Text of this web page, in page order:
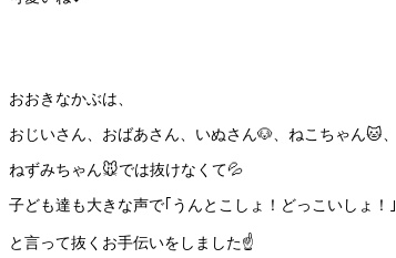
おおきなかぶは、
おじいさん、おばあさん、いぬさん🐶、ねこちゃん🐱、
ねずみちゃん🐭では抜けなくて💦
子ども達も大きな声で｢うんとこしょ！どっこいしょ！｣
と言って抜くお手伝いをしました☝️